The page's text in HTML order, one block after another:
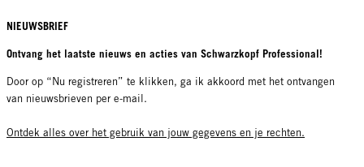
NIEUWSBRIEF
Ontvang het laatste nieuws en acties van Schwarzkopf Professional!
Door op “Nu registreren” te klikken, ga ik akkoord met het ontvangen
van nieuwsbrieven per e-mail.
Ontdek alles over het gebruik van jouw gegevens en je rechten.